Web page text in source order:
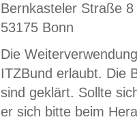
Bernkasteler Straße 8
53175 Bonn
Die
ITZBund erlaubt. Die
sind geklärt. Sollte
er sich bitte beim